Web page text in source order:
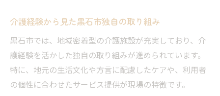
現場で磨かれる未経験者の介護経験の価値
未経験から実感する介護経験のスキルアッ
プ
地域で活きる介護経験と家族介護の備え
地域社会で必要とされる介護経験の役割
介護経験から見た黒石市独自の取り組み
黒石市では、地域密着型の介護施設が充実しており、介
護経験を活かした独自の取り組みが進められています。
特に、地元の生活文化や方言に配慮したケアや、利用者
の個性に合わせたサービス提供が現場の特徴です。